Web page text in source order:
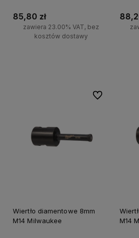
85,80 zł
zawiera 23.00% VAT, bez
kosztów dostawy
Wiertło diamentowe 8mm
M14 Milwaukee
Do ulubionych
M14